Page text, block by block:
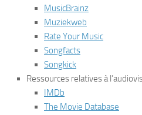
MusicBrainz
Muziekweb
Rate Your Music
Songfacts
Songkick
Ressources relatives à
IMDb
The Movie Database